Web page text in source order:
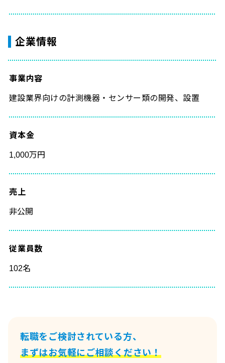
企業情報
事業内容
建設業界向けの計測機器・センサー類の開発、設置
資本金
1,000万円
売上
非公開
従業員数
102名
転職をご検討されている方、
まずはお気軽にご相談ください！